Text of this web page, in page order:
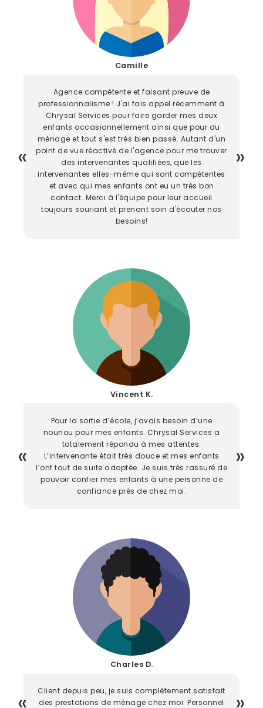
Camille
Agence compétente et faisant preuve de
professionnalisme ! J'ai fais appel récemment à
Chrysal Services pour faire garder mes deux
enfants occasionnellement ainsi que pour du
ménage et tout s'est très bien passé. Autant d'un
point de vue réactivé de l'agence pour me trouver
des intervenantes qualifiées, que les
intervenantes elles-même qui sont compétentes
et avec qui mes enfants ont eu un très bon
contact. Merci à l'équipe pour leur accueil
toujours souriant et prenant soin d'écouter nos
besoins!
Vincent K.
Pour la sortie d’école, j’avais besoin d’une
nounou pour mes enfants. Chrysal Services a
totalement répondu à mes attentes.
L’intervenante était très douce et mes enfants
l’ont tout de suite adoptée. Je suis très rassuré de
pouvoir confier mes enfants à une personne de
confiance près de chez moi.
Charles D.
Client depuis peu, je suis complètement satisfait
des prestations de ménage chez moi. Personnel